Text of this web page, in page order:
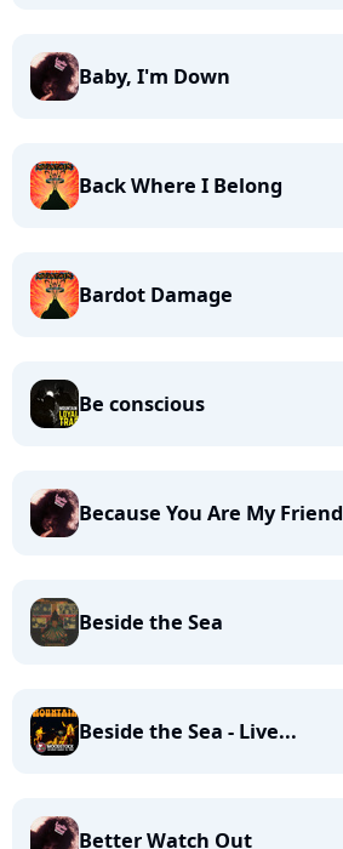
Baby, I'm Down
Back Where I Belong
Bardot Damage
Be conscious
Because You Are My Friend
Beside the Sea
Beside the Sea - Live...
Better Watch Out